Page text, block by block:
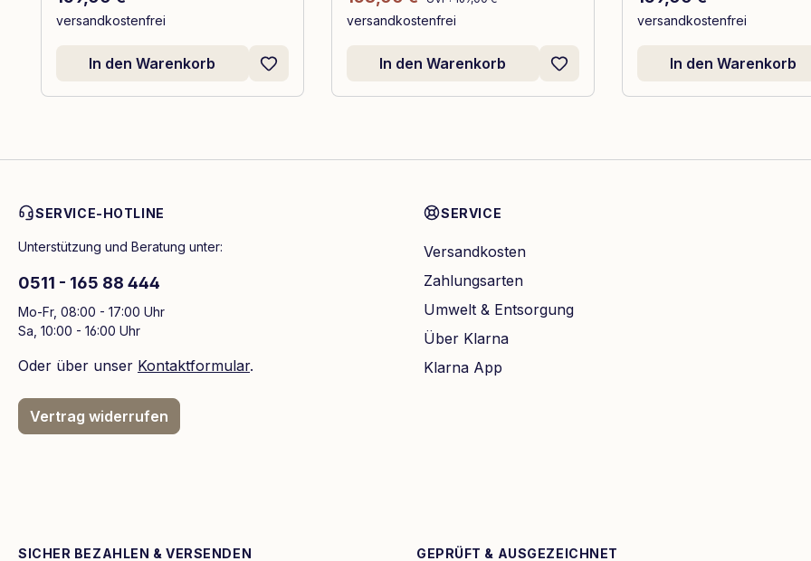
versandkostenfrei
In den Warenkorb
versandkostenfrei
In den Warenkorb
versandkostenfrei
In den Warenkorb
SERVICE-HOTLINE
Unterstützung und Beratung unter:
0511 - 165 88 444
Mo-Fr, 08:00 - 17:00 Uhr
Sa, 10:00 - 16:00 Uhr
Oder über unser Kontaktformular.
Vertrag widerrufen
SERVICE
Versandkosten
Zahlungsarten
Umwelt & Entsorgung
Über Klarna
Klarna App
SICHER BEZAHLEN & VERSENDEN GEPRÜFT & AUSGEZEICHNET